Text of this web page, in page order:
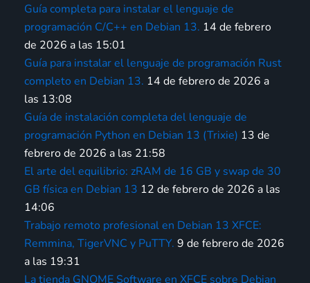
Guía completa para instalar el lenguaje de
programación C/C++ en Debian 13. 14 de febrero
de 2026 a las 15:01
Guía para instalar el lenguaje de programación Rust
completo en Debian 13. 14 de febrero de 2026 a
las 13:08
Guía de instalación completa del lenguaje de
programación Python en Debian 13 (Trixie) 13 de
febrero de 2026 a las 21:58
El arte del equilibrio: zRAM de 16 GB y swap de 30
GB física en Debian 13 12 de febrero de 2026 a las
14:06
Trabajo remoto profesional en Debian 13 XFCE:
Remmina, TigerVNC y PuTTY. 9 de febrero de 2026
a las 19:31
La tienda GNOME Software en XFCE sobre Debian